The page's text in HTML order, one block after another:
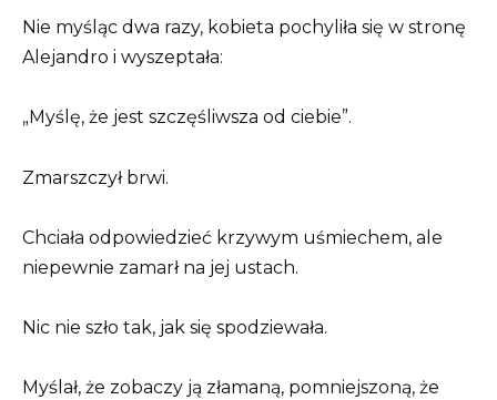
Nie myśląc dwa razy, kobieta pochyliła się w stronę
Alejandro i wyszeptała:
„Myślę, że jest szczęśliwsza od ciebie”.
Zmarszczył brwi.
Chciała odpowiedzieć krzywym uśmiechem, ale
niepewnie zamarł na jej ustach.
Nic nie szło tak, jak się spodziewała.
Myślał, że zobaczy ją złamaną, pomniejszoną, że